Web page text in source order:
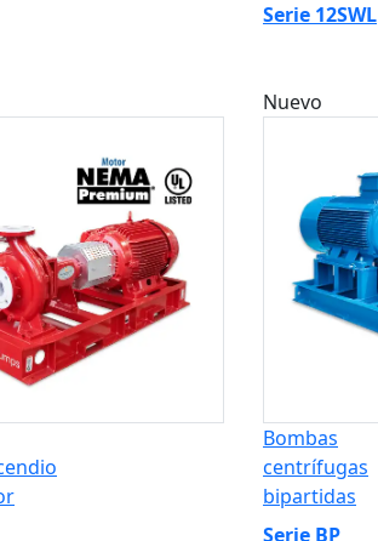
Serie 12SWL
Nuevo
Bombas
centrífugas
bipartidas
Serie BP